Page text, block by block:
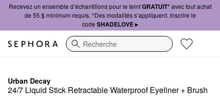
Recevez un ensemble d’échantillons pour le teintGRATUIT*avec tout achat
de 55 $ minimum requis. *Des modalités s’appliquent. Inscrire le
code SHADELOVE ▸
Recherche
Urban Decay
24/7 Liquid Stick Retractable Waterproof Eyeliner + Brush